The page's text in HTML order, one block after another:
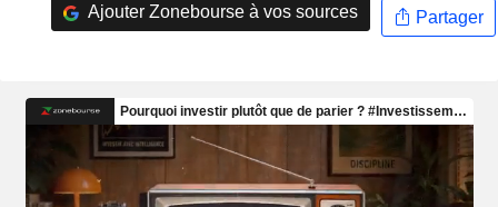
Ajouter Zonebourse à vos sources Partager